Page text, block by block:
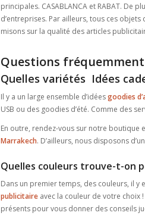
principales. CASABLANCA et RABAT. De
d’entreprises. Par ailleurs, tous ces
misons sur la qualité des articles
Questions fréquemment
Quelles variétés Idées
Il y a un large ensemble d’idéesgoodies
USB ou des goodies d’été. Comme des
En outre, rendez-vous sur notre
Marrakech. D’ailleurs, nous disposons
Quelles couleurs trouve-t-on
Dans un premier temps, des couleurs, il y
publicitaire avec la couleur de votre choix
présents pour vous donner des conseils